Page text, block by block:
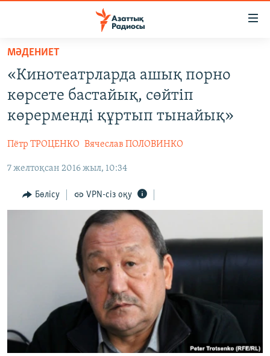
Skip
main
content
to
main
Navigation
Skip
Search
AZATTYQTV
АДАМ ҚҰҚЫҚТАРЫ
ӘЛЕУМЕТ
ӘЛЕМ
АРНАЙЫ ЖОБАЛАР
Басқа тілдерде
МӘДЕНИЕТ
«Кинотеатрларда ашық порно
көрсете бастайық, сөйтіп
көрерменді құртып тынайық»
Пётр ТРОЦЕНКО Вячеслав ПОЛОВИНКО
7 желтоқсан 2016 жыл, 10:34
Бөлісу VPN-сіз оқу